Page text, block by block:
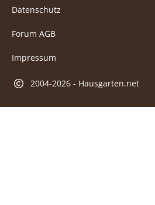
Datenschutz
Forum AGB
Impressum
2004-2026 - Hausgarten.net